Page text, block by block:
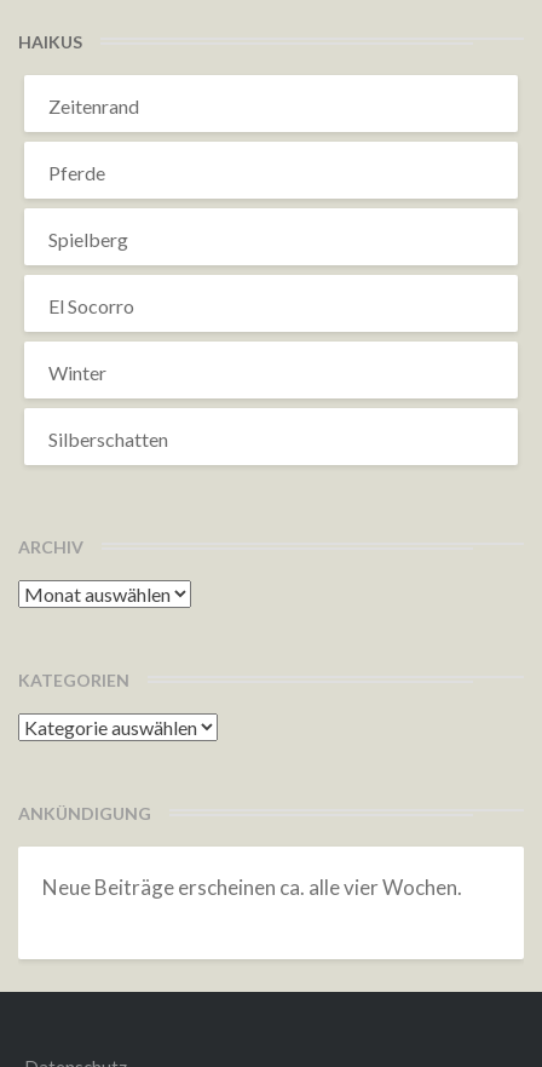
HAIKUS
Zeitenrand
Pferde
Spielberg
El Socorro
Winter
Silberschatten
ARCHIV
Archiv
KATEGORIEN
Kategorien
ANKÜNDIGUNG
Neue Beiträge erscheinen ca. alle vier Wochen.